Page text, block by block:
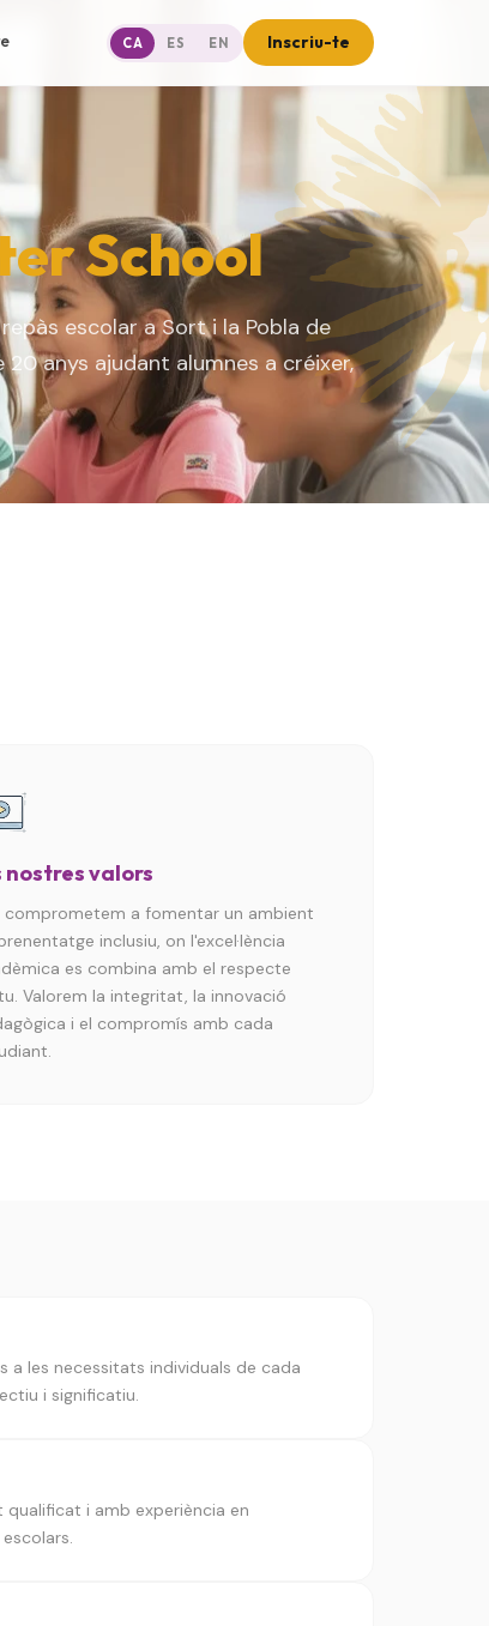
CA ES EN Inscriu-te
School
escolar a Sort i la Pobla de
20 anys ajudant alumnes a créixer,
nostres valors
comprometem a fomentar un ambient
inclusiu, on l'excel·lència
es combina amb el respecte
Valorem la integritat, la innovació
i el compromís amb cada
les necessitats individuals de cada
i significatiu.
i amb experiència en